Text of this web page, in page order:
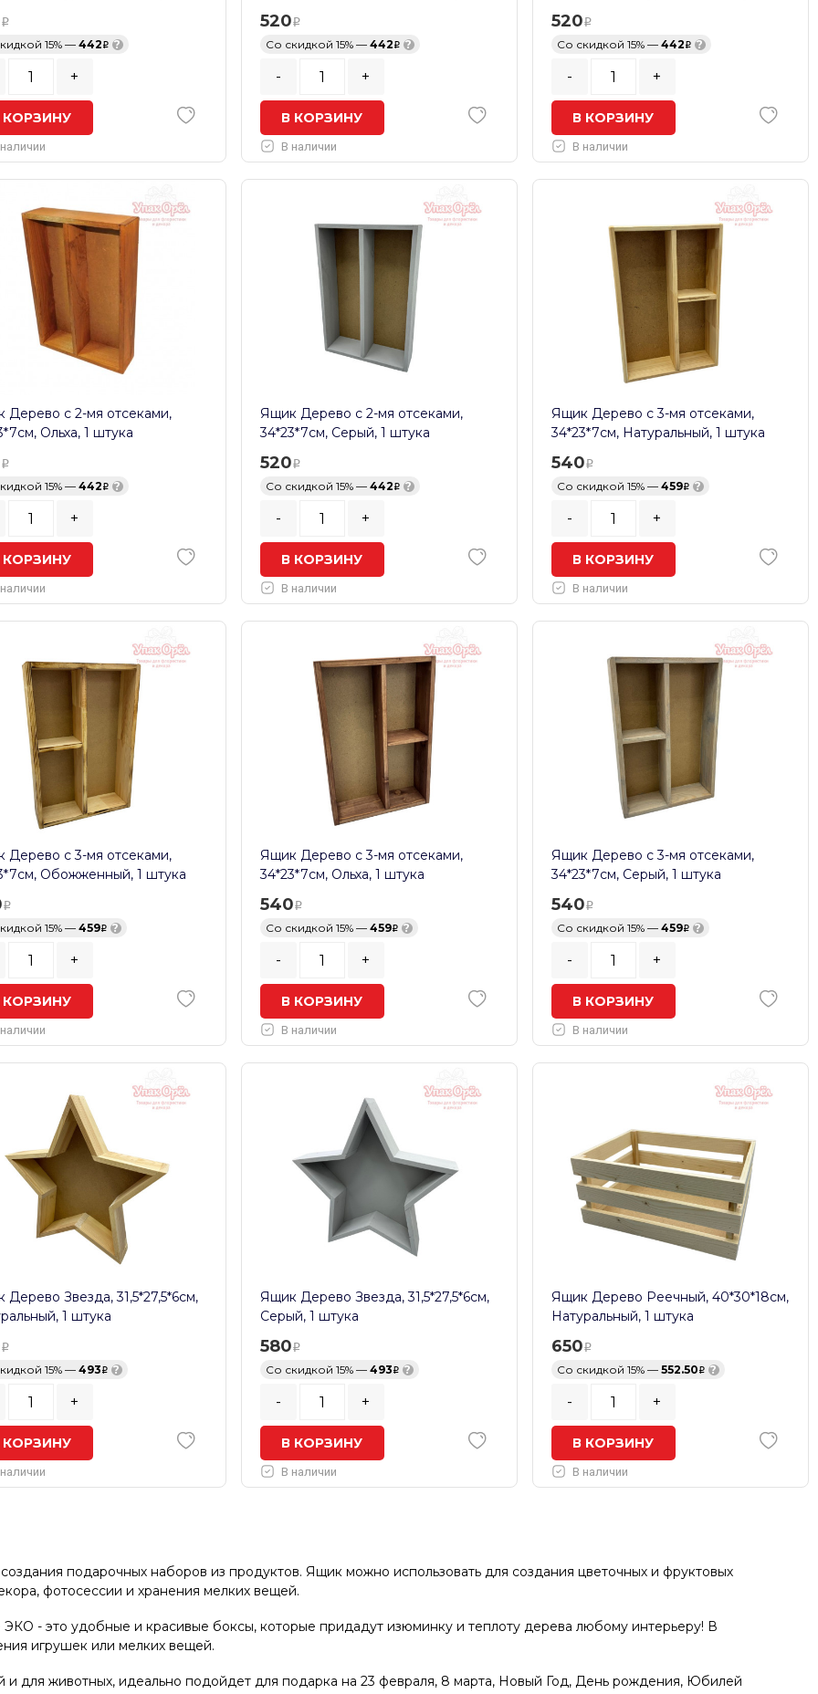
15% — 442 ?
+
КОРЗИНУ
520
Со скидкой 15% — 442 ?
- +
В КОРЗИНУ
В наличии
520
Со скидкой 15% — 442 ?
- +
В КОРЗИНУ
В наличии
Дерево с 2-мя отсеками,
Ольха, 1 штука
15% — 442 ?
+
КОРЗИНУ
Ящик Дерево с 2-мя отсеками,
34*23*7см, Серый, 1 штука
520
Со скидкой 15% — 442 ?
- +
В КОРЗИНУ
В наличии
Ящик Дерево с 3-мя отсеками,
34*23*7см, Натуральный, 1 штука
540
Со скидкой 15% — 459 ?
- +
В КОРЗИНУ
В наличии
Дерево с 3-мя отсеками,
Обожженный, 1 штука
15% — 459 ?
+
КОРЗИНУ
Ящик Дерево с 3-мя отсеками,
34*23*7см, Ольха, 1 штука
540
Со скидкой 15% — 459 ?
- +
В КОРЗИНУ
В наличии
Ящик Дерево с 3-мя отсеками,
34*23*7см, Серый, 1 штука
540
Со скидкой 15% — 459 ?
- +
В КОРЗИНУ
В наличии
Дерево Звезда, 31,5*27,5*6см,
1 штука
15% — 493 ?
+
КОРЗИНУ
Ящик Дерево Звезда, 31,5*27,5*6см,
Серый, 1 штука
580
Со скидкой 15% — 493 ?
- +
В КОРЗИНУ
В наличии
Ящик Дерево Реечный, 40*30*18см,
Натуральный, 1 штука
650
Со скидкой 15% — 552.50 ?
- +
В КОРЗИНУ
В наличии
подарочных наборов из продуктов. Ящик можно использовать для создания цветочных и фруктовых
фотосессии и хранения мелких вещей.
- это удобные и красивые боксы, которые придадут изюминку и теплоту дерева любому интерьеру! В
игрушек или мелких вещей.
для животных, идеально подойдет для подарка на 23 февраля, 8 марта, Новый Год, День рождения, Юбилей